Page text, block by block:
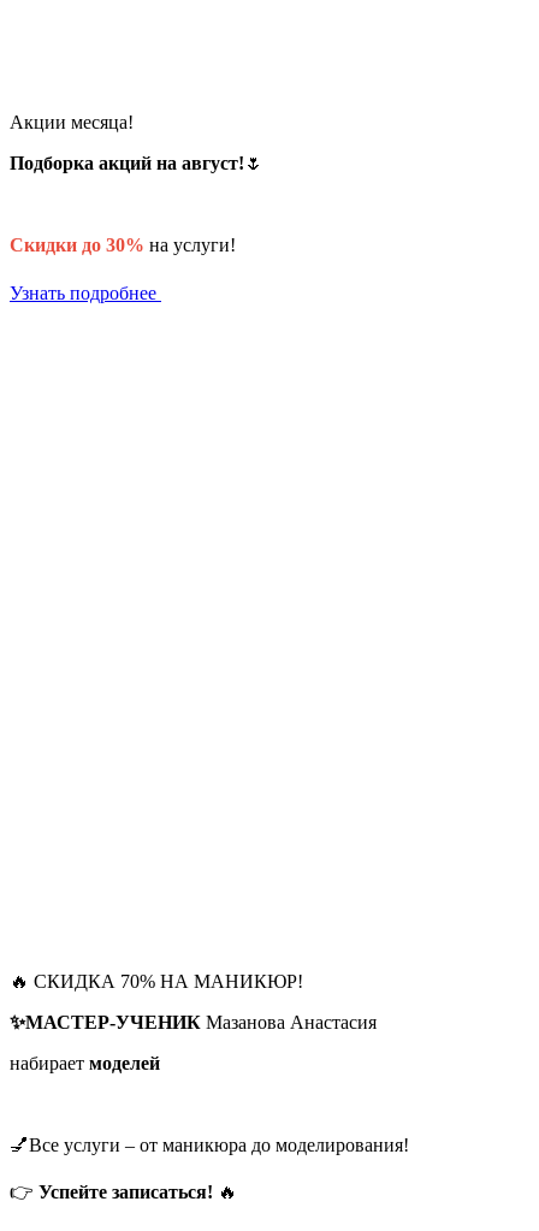
Акции месяца!
Подборка акций на август! 🌷
Скидки до 30% на услуги!
Узнать подробнее
🔥 СКИДКА 70% НА МАНИКЮР!
✨МАСТЕР-УЧЕНИК Мазанова Анастасия
набирает моделей
💅Все услуги – от маникюра до моделирования!
👉 Успейте записаться! 🔥